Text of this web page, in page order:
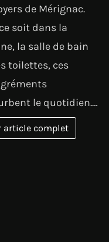
de Mérignac.
soit dans la
la salle de bain
toilettes, ces
le quotidien.…
article complet